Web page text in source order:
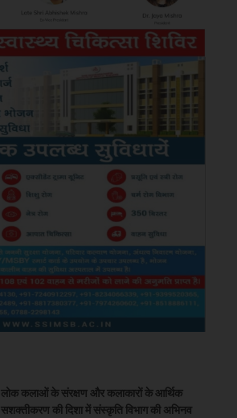
लोक कलाओं के संरक्षण और कलाकारों के आर्थिक
सशक्तीकरण की दिशा में संस्कृति विभाग की अभिनव